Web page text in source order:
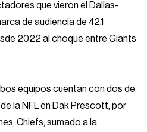
que vieron el Dallas-
de audiencia de 42,1
2022 al choque entre Giants
equipos cuentan con dos de
la NFL en Dak Prescott, por
Chiefs, sumado a la